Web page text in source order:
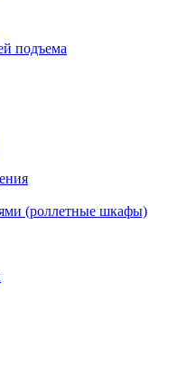
подъема
(роллетные шкафы)